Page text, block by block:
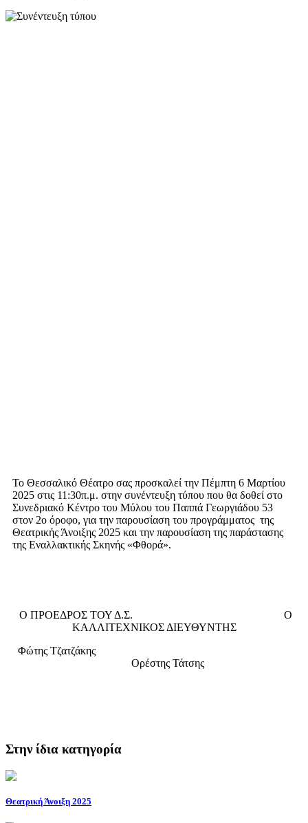
Το Θεσσαλικό Θέατρο σας προσκαλεί την Πέμπτη 6 Μαρτίου
2025 στις 11:30π.μ. στην συνέντευξη τύπου που θα δοθεί στο
Συνεδριακό Κέντρο του Μύλου του Παππά Γεωργιάδου 53
στον 2ο όροφο, για την παρουσίαση του προγράμματος της
Θεατρικής Άνοιξης 2025 και την παρουσίαση της παράστασης
της Εναλλακτικής Σκηνής «Φθορά».
Ο ΠΡΟΕΔΡΟΣ ΤΟΥ Δ.Σ. Ο
ΚΑΛΛΙΤΕΧΝΙΚΟΣ ΔΙΕΥΘΥΝΤΗΣ
Φώτης Τζατζάκης
Ορέστης Τάτσης
Στην ίδια κατηγορία
Θεατρική Άνοιξη 2025